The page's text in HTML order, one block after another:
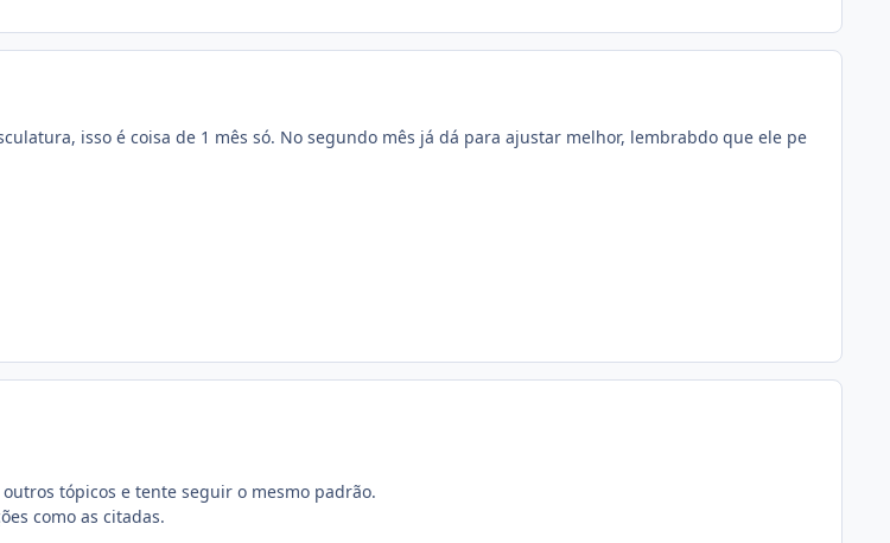
isso é coisa de 1 mês só. No segundo mês já dá para ajustar melhor, lembrabdo que ele pe
tópicos e tente seguir o mesmo padrão.
como as citadas.